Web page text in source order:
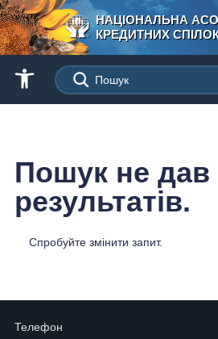
НАЦІОНАЛЬНА
КРЕДИТНИХ
Пошук не дав
результатів.
Спробуйте змінити запит.
Телефон